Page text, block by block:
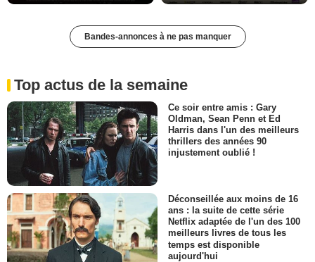
Bandes-annonces à ne pas manquer
Top actus de la semaine
Ce soir entre amis : Gary
Oldman, Sean Penn et Ed
Harris dans l'un des meilleurs
thrillers des années 90
injustement oublié !
Déconseillée aux moins de 16
ans : la suite de cette série
Netflix adaptée de l'un des 100
meilleurs livres de tous les
temps est disponible
aujourd'hui